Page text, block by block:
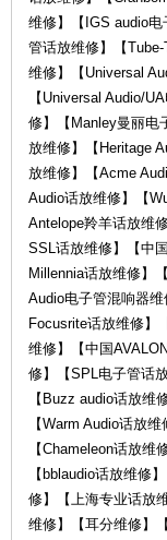
维修】【IGS audio
管话放维修】【
维修】【Universal
【Universal Audio/
修】【Manley曼丽电
放维修】【Heritage
放维修】【Acme
Audio话放维修】【
Antelope羚羊话放维
SSL话放维修】【中
Millennia话放维修】
Audio电子管混响器
Focusrite话放维修】
维修】【中国
修】【SPL电子管话
【Buzz audio话放
【Warm Audio话放
【Chameleon话放
【bblaudio话放维修
修】【上海专业话放
维修】【耳分维修】